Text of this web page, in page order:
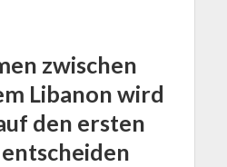
zwischen
Libanon wird
den ersten